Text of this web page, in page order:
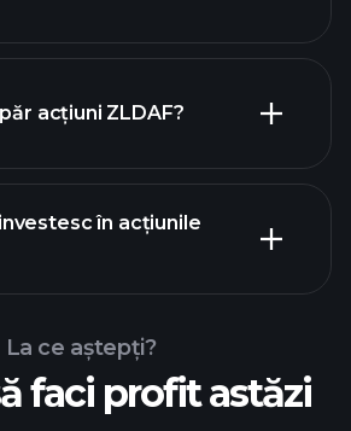
rapoartele financiare
acțiuni ZLDAF?
Turneele
în acțiunile
La ce aștepți?
faci profit astăzi